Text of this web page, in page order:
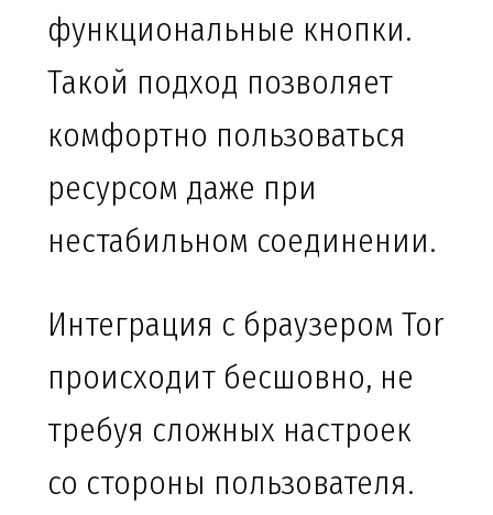
функциональные кнопки.
Такой подход позволяет
комфортно пользоваться
ресурсом даже при
нестабильном соединении.
Интеграция с браузером Tor
происходит бесшовно, не
требуя сложных настроек
со стороны пользователя.